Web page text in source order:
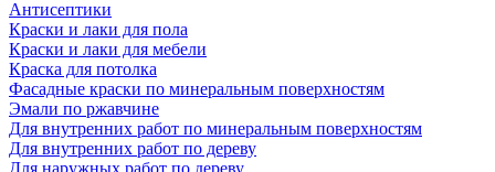
Антисептики
Краски и лаки для пола
Краски и лаки для мебели
Краска для потолка
Фасадные краски по минеральным поверхностям
Эмали по ржавчине
Для внутренних работ по минеральным поверхностям
Для внутренних работ по дереву
Для наружных работ по дереву